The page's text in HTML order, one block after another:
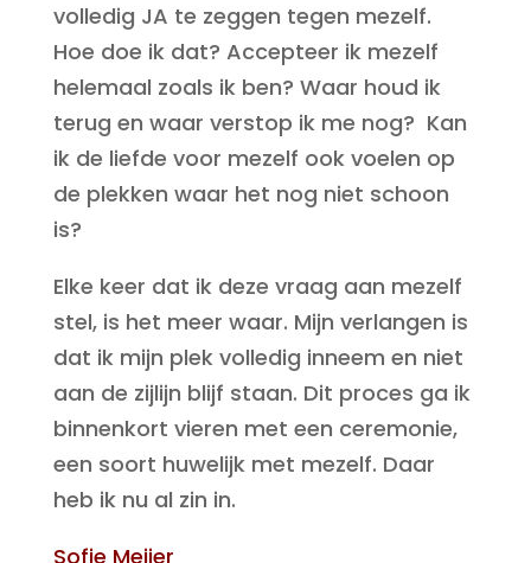
volledig JA te zeggen tegen mezelf.
Hoe doe ik dat? Accepteer ik mezelf
helemaal zoals ik ben? Waar houd ik
terug en waar verstop ik me nog? Kan
ik de liefde voor mezelf ook voelen op
de plekken waar het nog niet schoon
is?
Elke keer dat ik deze vraag aan mezelf
stel, is het meer waar. Mijn verlangen is
dat ik mijn plek volledig inneem en niet
aan de zijlijn blijf staan. Dit proces ga ik
binnenkort vieren met een ceremonie,
een soort huwelijk met mezelf. Daar
heb ik nu al zin in.
Sofie Meijer